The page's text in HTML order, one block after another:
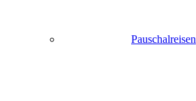
Pauschalreisen